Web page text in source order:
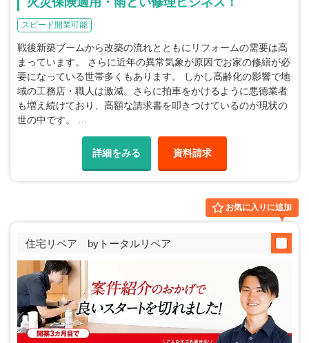
スピード開業可能
戦後新築ブームから改築の流れとともにリフォームの需要は高
まっています。 さらに近年の異常気象が原因でお家の修繕が必
要になっている世帯多くもあります。 しかし高齢化の影響で地
域の工務店・職人は激減。さらに拍車をかけるように悪徳業者
も増え続けており、高額な請求書を叩きつけているのが現状の
世の中です。 …
詳細をみる 資料請求
お気に入りに追加
住宅リペア byトータルリペア